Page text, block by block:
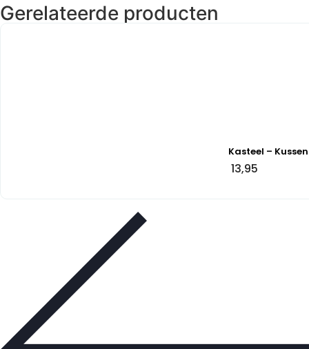
Gerelateerde producten
Kasteel –
13,95